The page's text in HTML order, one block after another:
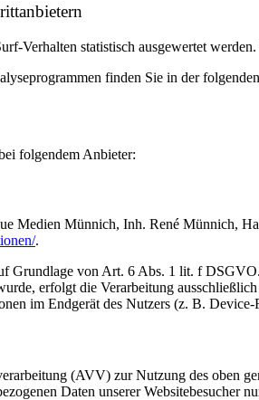
Verhalten statistisch ausgewertet
finden Sie in der
folgendem Anbieter:
Münnich, Inh. René Münnich,
.
von Art. 6 Abs. 1 lit. f DSGVO.
erfolgt die Verarbeitung
im Endgerät des Nutzers (z. B.
(AVV) zur Nutzung des oben
Daten unserer